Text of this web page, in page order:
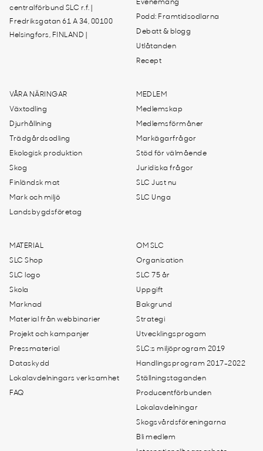
centralförbund SLC r.f. |
Fredriksgatan 61 A 34, 00100
Helsingfors, FINLAND |
Evenemang
Podd: Framtidsodlarna
Debatt & blogg
Utlåtanden
Recept
VÅRA NÄRINGAR
Växtodling
Djurhållning
Trädgårdsodling
Ekologisk produktion
Skog
Finländsk mat
Mark och miljö
Landsbygdsföretag
MEDLEM
Medlemskap
Medlemsförmåner
Markägarfrågor
Stöd för välmående
Juridiska frågor
SLC Just nu
SLC Unga
MATERIAL
SLC Shop
SLC logo
Skola
Marknad
Material från webbinarier
Projekt och kampanjer
Pressmaterial
Dataskydd
Lokalavdelningars verksamhet
FAQ
OM SLC
Organisation
SLC 75 år
Uppgift
Bakgrund
Strategi
Utvecklingsprogam
SLC:s miljöprogram 2019
Handlingsprogram 2017-2022
Ställningstaganden
Producentförbunden
Lokalavdelningar
Skogsvårdsföreningarna
Bli medlem